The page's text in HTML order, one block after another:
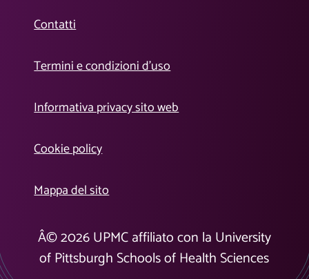
Contatti
Termini e condizioni d’uso
Informativa privacy sito web
Cookie policy
Mappa del sito
Â©2026UPMC affiliato con la University
of Pittsburgh Schools of Health Sciences